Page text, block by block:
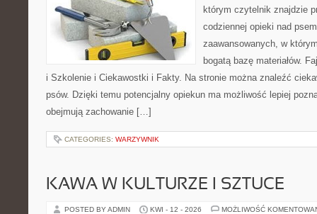
którym czytelnik znajdzie
codziennej opieki nad
zaawansowanych, w
bogatą bazę materiałów.
i Szkolenie i Ciekawostki i Fakty. Na stronie można znaleźć
psów. Dzięki temu potencjalny opiekun ma możliwość lepiej
obejmują zachowanie […]
CATEGORIES: WARZYWNIK
KAWA W KULTURZE I SZTUCE
POSTED BY ADMIN KWI - 12 - 2026 MOŻLIWOŚĆ